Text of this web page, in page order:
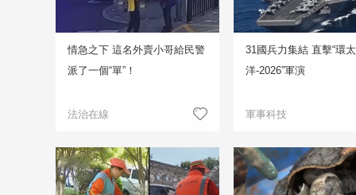
情急之下 這名外賣小哥給民警
派了一個“單”！
法治在線
31國兵力集結 直擊“環
洋-2026”軍演
軍事科技